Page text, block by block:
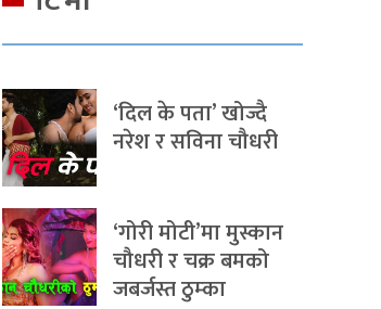
‘दिल के पता’ खोज्दै
नरेश र सविना चौधरी
‘गोरी मोटी’मा मुस्कान
चौधरी र चक्र बमको
जबर्जस्त ठुम्का